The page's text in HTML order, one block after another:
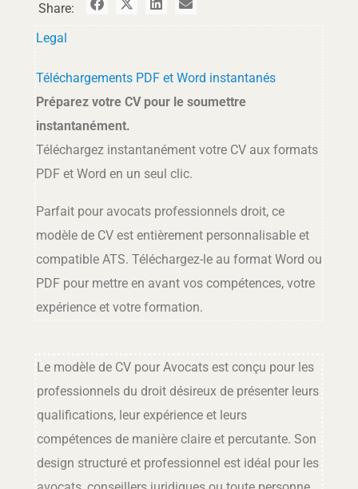
Share:
Legal
Téléchargements PDF et Word instantanés
Préparez votre CV pour le soumettre
instantanément.
Téléchargez instantanément votre CV aux formats
PDF et Word en un seul clic.
Parfait pour avocats professionnels droit, ce
modèle de CV est entièrement personnalisable et
compatible ATS. Téléchargez-le au format Word ou
PDF pour mettre en avant vos compétences, votre
expérience et votre formation.
Le modèle de CV pour Avocats est conçu pour les
professionnels du droit désireux de présenter leurs
qualifications, leur expérience et leurs
compétences de manière claire et percutante. Son
design structuré et professionnel est idéal pour les